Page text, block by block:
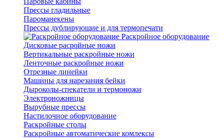
Прессы гладильные
Пароманекены
Прессы дублирующие и для термопечати
Раскройное оборудование
Дисковые расройные ножи
Вертикальные раскройные ножи
Ленточные раскройные ножи
Отрезные линейки
Машины для нарезания бейки
Дыроколы-спекатели и термоножи
Электроножницы
Вырубные прессы
Настилочное оборудование
Раскройные столы
Раскройные автоматические комлексы